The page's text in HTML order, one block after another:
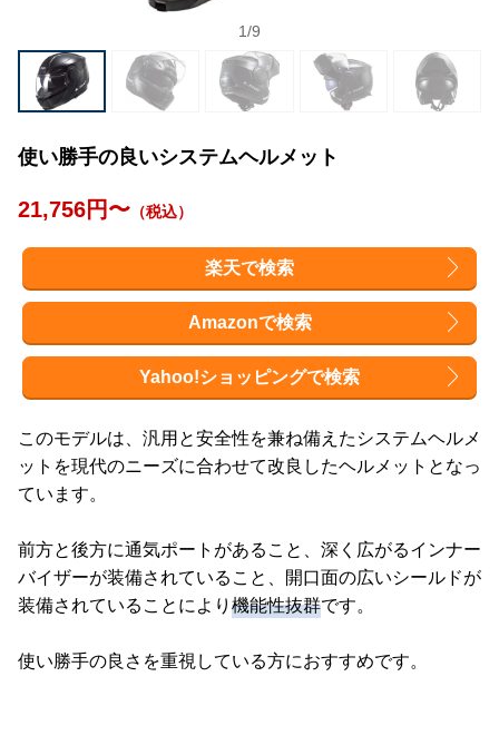
1/9
使い勝手の良いシステムヘルメット
21,756円〜 （税込）
楽天で検索
Amazonで検索
Yahoo!ショッピングで検索
このモデルは、汎用と安全性を兼ね備えたシステムヘルメ
ットを現代のニーズに合わせて改良したヘルメットとなっ
ています。
前方と後方に通気ポートがあること、深く広がるインナー
バイザーが装備されていること、開口面の広いシールドが
装備されていることにより 機能性抜群です。
使い勝手の良さを重視している方におすすめです。